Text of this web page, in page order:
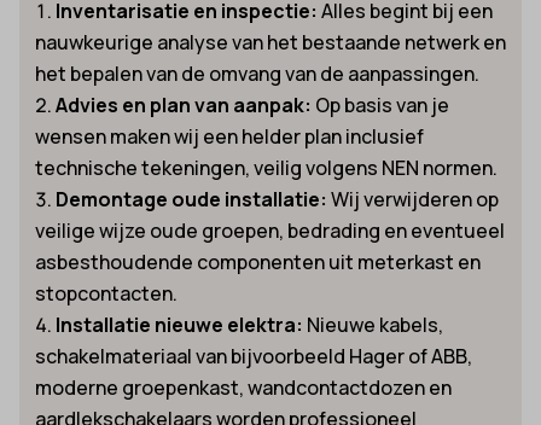
Inventarisatie en inspectie: Alles begint bij een
nauwkeurige analyse van het bestaande netwerk en
het bepalen van de omvang van de aanpassingen.
Advies en plan van aanpak: Op basis van je
wensen maken wij een helder plan inclusief
technische tekeningen, veilig volgens NEN normen.
Demontage oude installatie: Wij verwijderen op
veilige wijze oude groepen, bedrading en eventueel
asbesthoudende componenten uit meterkast en
stopcontacten.
Installatie nieuwe elektra: Nieuwe kabels,
schakelmateriaal van bijvoorbeeld Hager of ABB,
moderne groepenkast, wandcontactdozen en
aardlekschakelaars worden professioneel